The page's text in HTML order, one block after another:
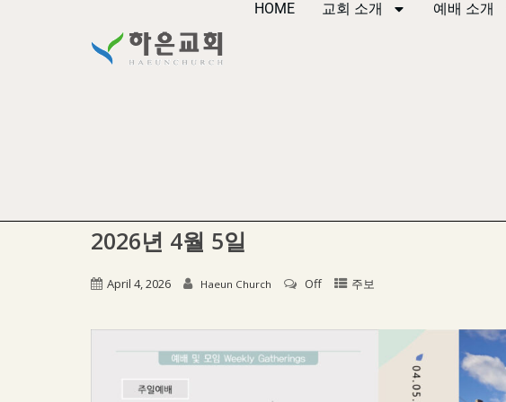
HOME 교회 소개 예배 소개
2026년 4월 5일
April 4, 2026 Haeun Church Off 주보